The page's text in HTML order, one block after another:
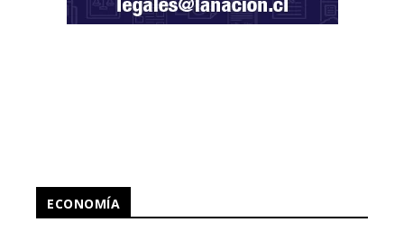
ECONOMÍA